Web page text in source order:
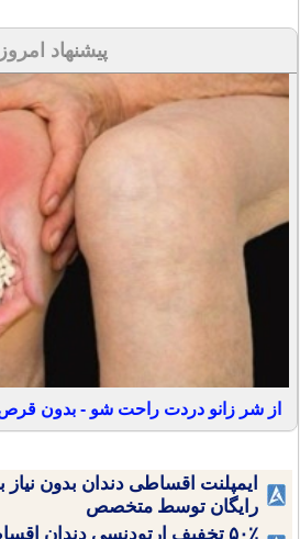
پیشنهاد امروز
از شر زانو دردت راحت شو - بدون
ایمپلنت اقساطی دندان بدون
رایگان توسط متخصص
۵۰٪ تخفیف ارتودنسی دندان